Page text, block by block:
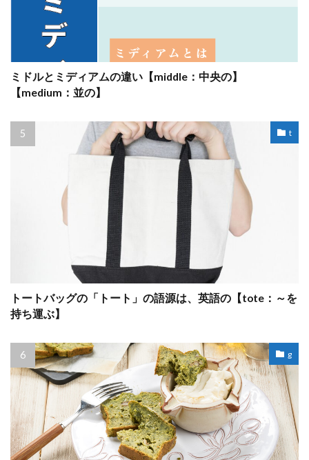
ミドルとミディアムの違い【middle：中央の】
【medium：並の】
t
トートバッグの「トート」の語源は、英語の【tote：～を
持ち運ぶ】
g